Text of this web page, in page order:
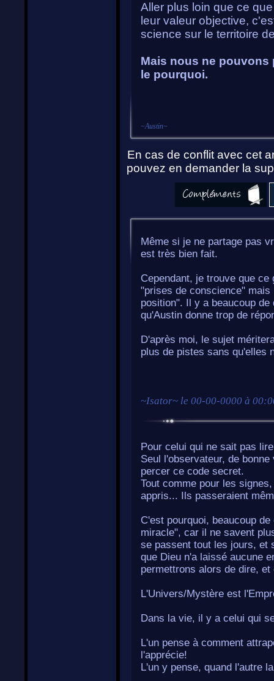
Aller plus loin que ce
leur valeur objective,
science sur le territoire
Mais nous ne pouvons
le pourquoi.
~Austin~
En cas de conflit avec cet
pouvez en demander la
Même si je ne partage pas
est très bien fait.
Cependant, je trouve que
"prises de conscience" mais
position". Il y a beaucoup
qu'Austin donne trop de
D'après moi, le sujet
plus de pistes sans qu'elles
~Isator~ le 00-00-0000 à
Pour celui qui ne sait pas
Seul l'observateur, de
percer ce code secret.
Tout comme pour les
appris... Ils passeraient
C'est pourquoi, beaucoup
miracle", car il ne savent
se passent tout les jours, et
que Dieu n'a laissé aucune
permettrons alors de dire,
L'Univers/Mystère est
Dans la vie, il y a celui qui
L'un pense à comment
l'apprécie!
L'un y pense, quand l'autre